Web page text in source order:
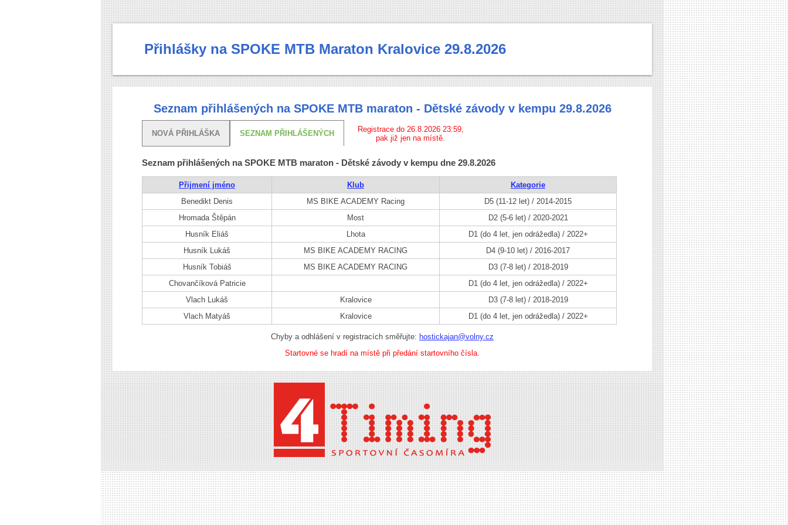
Přihlášky na SPOKE MTB Maraton Kralovice 29.8.2026
Seznam přihlášených na SPOKE MTB maraton - Dětské závody v kempu 29.8.2026
NOVÁ PŘIHLÁŠKA SEZNAM PŘIHLÁŠENÝCH
Registrace do 26.8.2026 23:59,
pak již jen na místě.
Seznam přihlášených na SPOKE MTB maraton - Dětské závody v kempu dne 29.8.2026
Přijmení jméno Klub
Kategorie
Benedikt Denis
MS BIKE ACADEMY Racing
D5 (11-12 let) / 2014-2015
Hromada Štěpán
Most
D2 (5-6 let) / 2020-2021
Husník Eliáš
Lhota
D1 (do 4 let, jen odrážedla) / 2022+
Husník Lukáš
MS BIKE ACADEMY RACING
D4 (9-10 let) / 2016-2017
Husník Tobiáš
MS BIKE ACADEMY RACING
D3 (7-8 let) / 2018-2019
Chovančíková Patricie
D1 (do 4 let, jen odrážedla) / 2022+
Vlach Lukáš
Kralovice
D3 (7-8 let) / 2018-2019
Vlach Matyáš
Kralovice D1 (do 4 let, jen odrážedla) / 2022+
Chyby a odhlášení v registracích směřujte: hostickajan@volny.cz
Startovné se hradí na místě při předání startovního čísla.